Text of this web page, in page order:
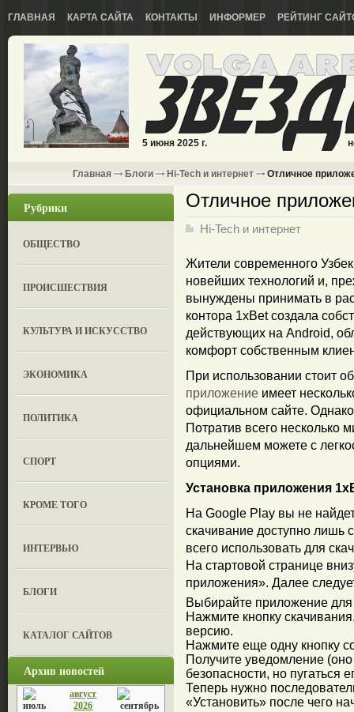
ГЛАВНАЯ КАРТА САЙТА КОНТАКТЫ ИНФОРМЕР РЕЙТИНГ
5 июня 2025 г.
Главная Блоги Hi-Tech и интернет Отличное
Рубрики
ОБЩЕСТВО
ПРОИСШЕСТВИЯ
КУЛЬТУРА И ИСКУССТВО
ЭКОНОМИКА
ПОЛИТИКА
СПОРТ
КРОМЕ ТОГО
ИНТЕРВЬЮ
БЛОГИ
КАТАЛОГ САЙТОВ
Архив новостей
август
2026
Отличное
Hi-Tech и интернет
Жители современного
новейших технологий и,
вынуждены принимать в
контора 1xBet создала
действующих на Android,
комфорт собственным
При использовании стоит
приложение имеет
официальном сайте.
Потратив всего несколько
дальнейшем можете с
опциями.
Установка приложения
На Google Play вы не
скачивание доступно лишь
всего использовать для
На стартовой странице
приложения». Далее
Выбирайте приложение
Нажмите кнопку
версию.
Нажмите еще одну кнопку
Получите уведомление
безопасности, но пугаться
Теперь нужно
«Установить» после чего